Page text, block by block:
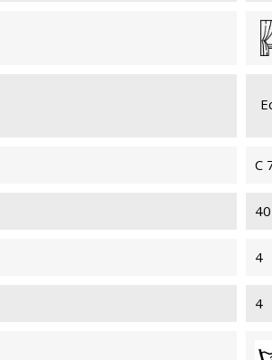
C
4
4